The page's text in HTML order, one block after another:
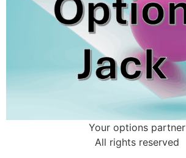
Your options partner
All rights reserved